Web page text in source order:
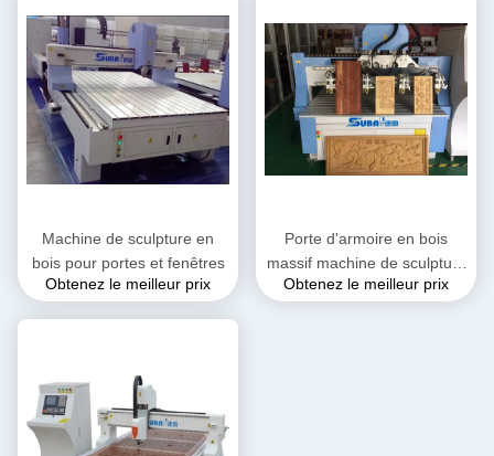
Machine de sculpture en
bois pour portes et fenêtres
Obtenez le meilleur prix
Porte d'armoire en bois
massif machine de sculpture
CNC à quatre broches
Obtenez le meilleur prix